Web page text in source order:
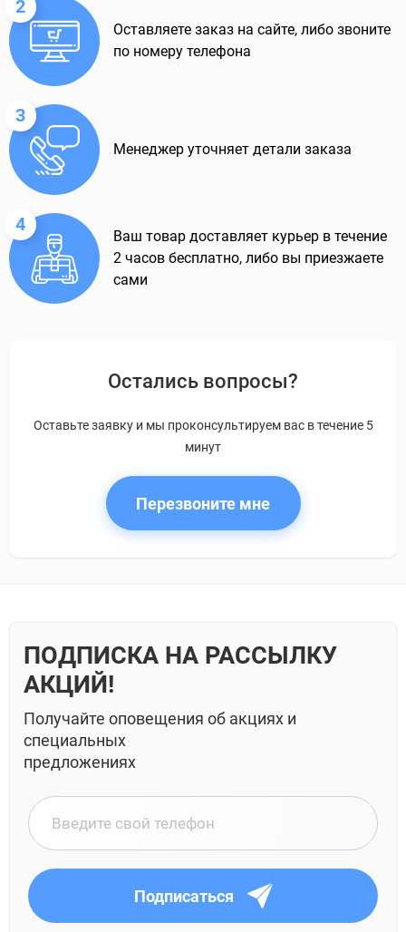
2
Оставляете заказ на сайте, либо звоните
по номеру телефона
3
Менеджер уточняет детали заказа
4
Ваш товар доставляет курьер в течение
2 часов бесплатно, либо вы приезжаете
сами
Остались вопросы?
Оставьте заявку и мы проконсультируем вас в течение 5
минут
Перезвоните мне
ПОДПИСКА НА РАССЫЛКУ
АКЦИЙ!
Получайте оповещения об акциях и
специальных
предложениях
Подписаться